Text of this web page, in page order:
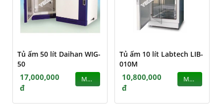
Tủ ấm 50 lít Daihan WIG-
50
17,000,000
đ
MUA
Tủ ấm 10 lít Labtech LIB-
010M
10,800,000
đ
MUA